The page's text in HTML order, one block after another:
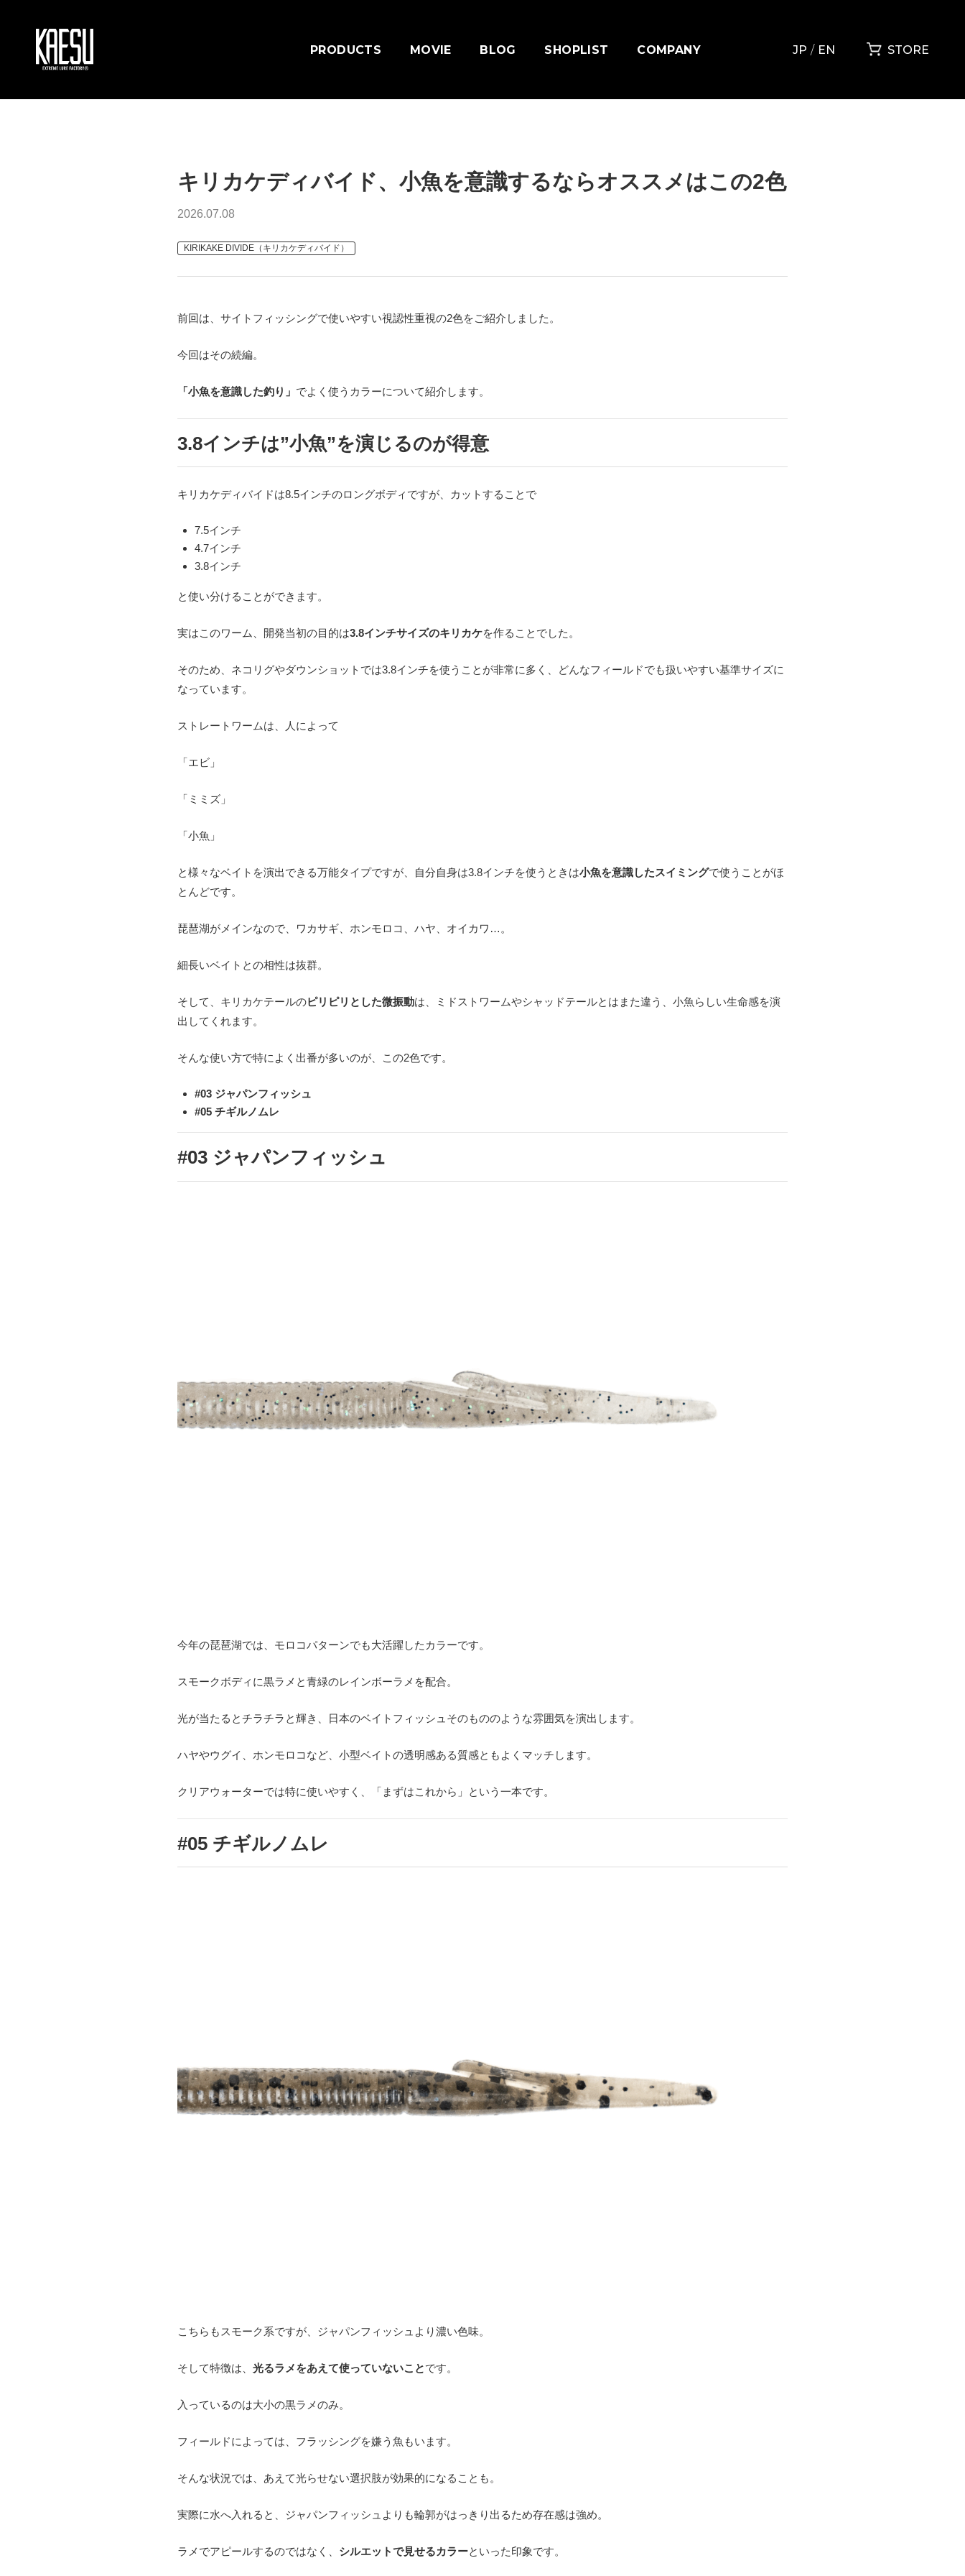
PRODUCTS MOVIE BLOG SHOPLIST COMPANY EN
JP STORE
キリカケディバイド、小魚を意識するならオススメはこの2色
2026.07.08
KIRIKAKE DIVIDE（キリカケディバイド）
前回は、サイトフィッシングで使いやすい視認性重視の2色をご紹介しました。
今回はその続編。
「小魚を意識した釣り」 でよく使うカラーについて紹介します。
3.8インチは”小魚”を演じるのが得意
キリカケディバイドは8.5インチのロングボディですが、カットすることで
7.5インチ
4.7インチ
3.8インチ
と使い分けることができます。
実はこのワーム、開発当初の目的は3.8インチサイズのキリカケを作ることでした。
そのため、ネコリグやダウンショットでは3.8インチを使うことが非常に多く、どんなフィールドでも扱いやすい基準サイズに
なっています。
ストレートワームは、人によって
「エビ」
「ミミズ」
「小魚」
と様々なベイトを演出できる万能タイプですが、自分自身は3.8インチを使うときは小魚を意識したスイミングで使うことがほ
とんどです。
琵琶湖がメインなので、ワカサギ、ホンモロコ、ハヤ、オイカワ…。
細長いベイトとの相性は抜群。
そして、キリカケテールのピリピリとした微振動は、ミドストワームやシャッドテールとはまた違う、小魚らしい生命感を演
出してくれます。
そんな使い方で特によく出番が多いのが、この2色です。
#03 ジャパンフィッシュ
#05 チギルノムレ
#03 ジャパンフィッシュ
今年の琵琶湖では、モロコパターンでも大活躍したカラーです。
スモークボディに黒ラメと青緑のレインボーラメを配合。
光が当たるとチラチラと輝き、日本のベイトフィッシュそのもののような雰囲気を演出します。
ハヤやウグイ、ホンモロコなど、小型ベイトの透明感ある質感ともよくマッチします。
クリアウォーターでは特に使いやすく、「まずはこれから」という一本です。
#05 チギルノムレ
こちらもスモーク系ですが、ジャパンフィッシュより濃い色味。
そして特徴は、 光るラメをあえて使っていないことです。
入っているのは大小の黒ラメのみ。
フィールドによっては、フラッシングを嫌う魚もいます。
そんな状況では、あえて光らせない選択肢が効果的になることも。
実際に水へ入れると、ジャパンフィッシュよりも輪郭がはっきり出るため存在感は強め。
ラメでアピールするのではなく、 シルエットで見せるカラーといった印象です。